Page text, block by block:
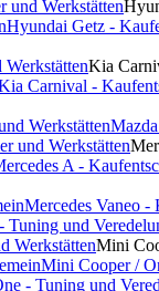
und Werkstätten
Hyundai Getz -
Kia
Carnival -
Werkstätten
und Werkstätten
A -
Mercedes Vaneo -
Tuning und
WerkstättenMini
Mini Cooper /
- Tuning und